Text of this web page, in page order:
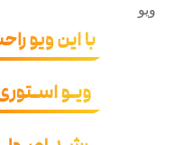
ویو